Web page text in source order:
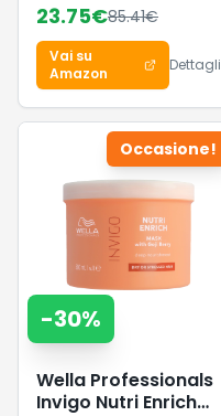
23.75€85.41€
Vai su
Amazon
Dettagli
Occasione!
-30%
Wella Professionals
Invigo Nutri Enrich